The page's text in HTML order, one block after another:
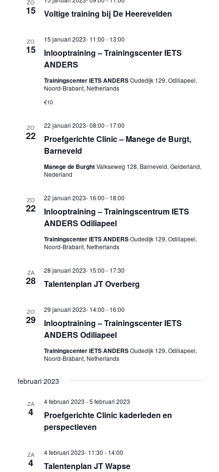
ZO
15 Voltige training bij De Heerevelden
ZO
15
Inlooptraining – Trainingscenter IETS
ANDERS
15 januari 2023- 11:00 - 13:00
Trainingscenter IETS ANDERSOudedijk 129, Odiliapeel,
Noord-Brabant, Netherlands
€10
ZO
22
Proefgerichte Clinic – Manege de Burgt,
Barneveld
22 januari 2023- 08:00 - 17:00
Manege de BurghtValkseweg 128, Barneveld, Gelderland,
Nederland
ZO
22
Inlooptraining – Trainingscentrum IETS
ANDERS Odiliapeel
22 januari 2023- 16:00 - 18:00
Trainingscenter IETS ANDERSOudedijk 129, Odiliapeel,
Noord-Brabant, Netherlands
ZA
28 Talentenplan JT Overberg
28 januari 2023- 15:00 - 17:30
ZO
29
Inlooptraining – Trainingscenter IETS
ANDERS Odiliapeel
29 januari 2023- 14:00 - 16:00
Trainingscenter IETS ANDERSOudedijk 129, Odiliapeel,
Noord-Brabant, Netherlands
februari 2023
ZA
4
Proefgerichte Clinic kaderleden en
perspectieven
4 februari 2023 -5 februari 2023
ZA
4 Talentenplan JT Wapse
4 februari 2023- 11:30 - 14:00